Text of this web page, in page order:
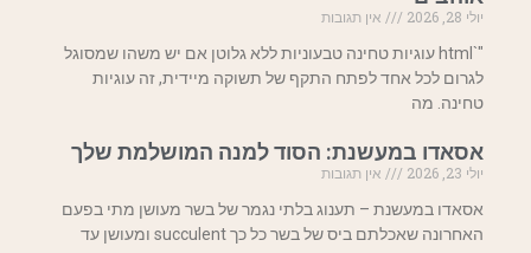
יולי 28, 2026
אין תגובות
"`html עוגיות טחינה טבעוניות ללא גלוטן אם יש משהו שמסוגל
לגרום לכל אחד לפתח התקף של תשוקה מיידית, זה עוגיות
טחינה. מה
אסאדו במעשנת: הסוד למנה המושלמת שלך
יולי 23, 2026
אין תגובות
אסאדו במעשנת – תענוג בלתי נגמר של בשר מעושן מתי בפעם
האחרונה שאכלתם ביס של בשר כל כך succulent ומעושן עד